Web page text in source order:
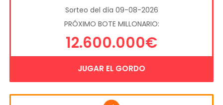
Sorteo del día 09-08-2026
PRÓXIMO BOTE MILLONARIO:
12.600.000€
JUGAR EL GORDO